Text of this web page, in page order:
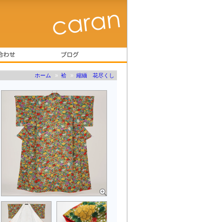
ホーム » 袷 » 縮緬 花尽くし